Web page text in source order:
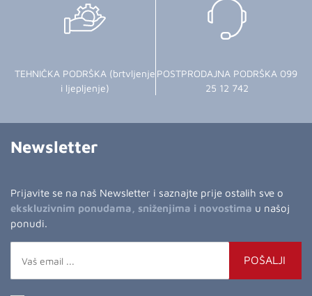
TEHNIČKA PODRŠKA (brtvljenje
i ljepljenje)
POSTPRODAJNA PODRŠKA 099
25 12 742
Newsletter
Prijavite se na naš Newsletter i saznajte prije ostalih sve o
ekskluzivnim ponudama, sniženjima i novostima u našoj
ponudi.
POŠALJI